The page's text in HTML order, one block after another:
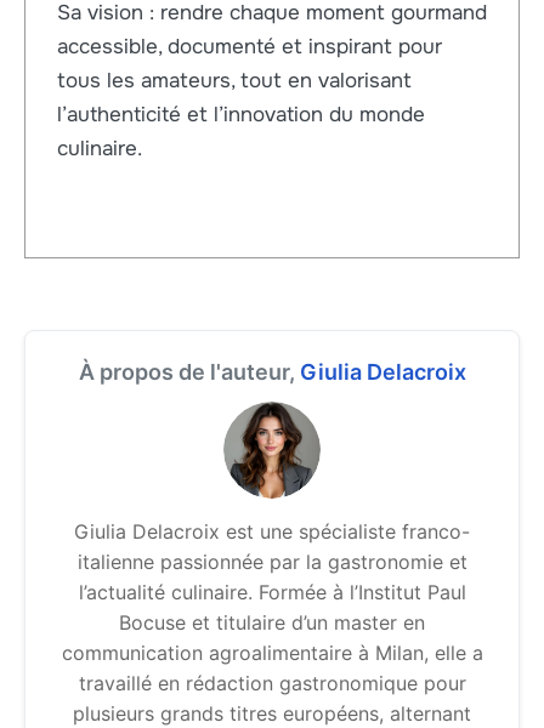
Sa vision : rendre chaque moment gourmand
accessible, documenté et inspirant pour
tous les amateurs, tout en valorisant
l’authenticité et l’innovation du monde
culinaire.
À propos de l'auteur, Giulia Delacroix
Giulia Delacroix est une spécialiste franco-
italienne passionnée par la gastronomie et
l’actualité culinaire. Formée à l’Institut Paul
Bocuse et titulaire d’un master en
communication agroalimentaire à Milan, elle a
travaillé en rédaction gastronomique pour
plusieurs grands titres européens, alternant